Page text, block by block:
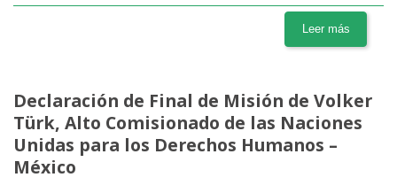
Leer más
Declaración de Final de Misión de Volker
Türk, Alto Comisionado de las Naciones
Unidas para los Derechos Humanos –
México